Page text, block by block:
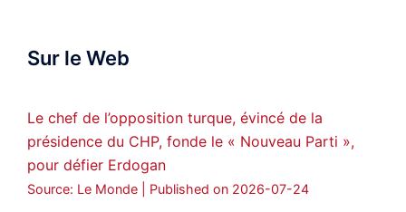
ܟܫܝܪܘܬܐ ܒܘܠܝܬܐ ܚܘܪܐ ܐܒܓܪ
Amitiés kurdes de Bretagne a retweeté
MedyaNews
🔴DEM Party Imrali delegation made a
Sur le Web
Le chef de l’opposition turque, évincé de la
présidence du CHP, fonde le « Nouveau Parti »,
pour défier Erdogan
Source: Le Monde Published on 2026-07-24